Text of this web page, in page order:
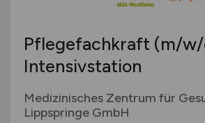
Pflegefachkraft (m/
Intensivstation
Medizinisches Zentrum für
Lippspringe GmbH